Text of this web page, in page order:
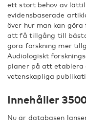
ett stort behov av
evidensbaserade
över hur man kan
att få tillgång till
göra forskning mer
Audiologiskt
planer på att etablera
vetenskapliga
Innehåller
Nu är databasen